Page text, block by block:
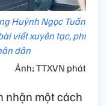
Huỳnh Ngọc Tuấn
viết xuyên tạc, phỉ
dân
Ảnh; TTXVN phát
nhận một cách